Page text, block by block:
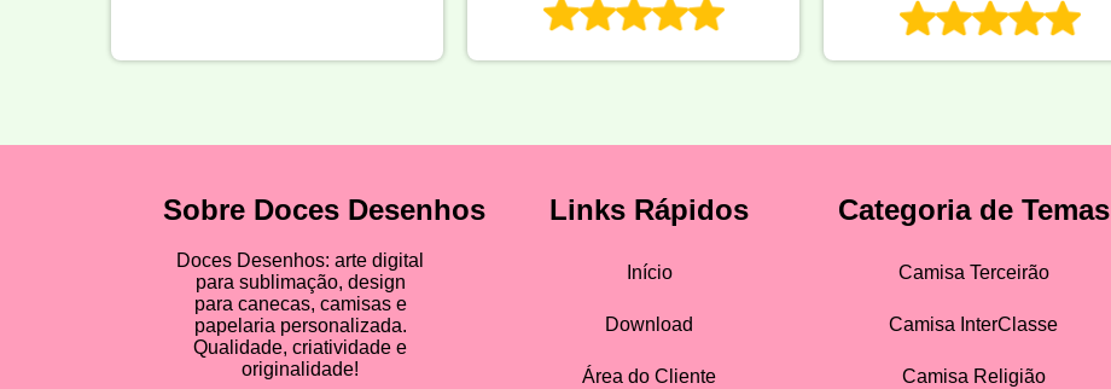
Sobre Doces Desenhos
Doces Desenhos: arte digital
para sublimação, design
para canecas, camisas e
papelaria personalizada.
Qualidade, criatividade e
originalidade!
Links Rápidos
Início
Download
Área do Cliente
Categoria de Temas
Camisa Terceirão
Camisa InterClasse
Camisa Religião